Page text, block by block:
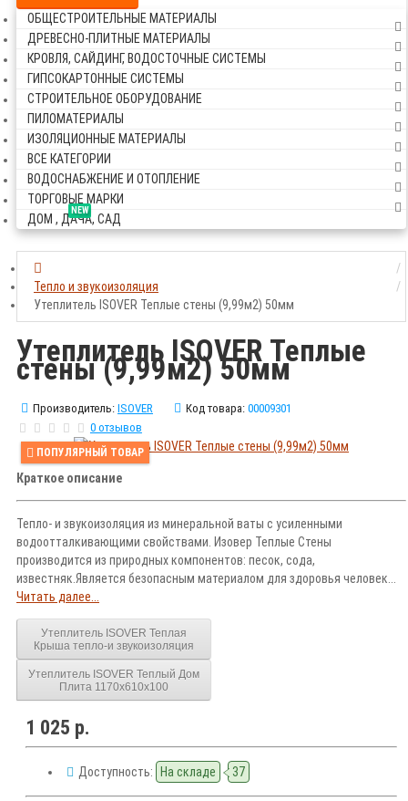
ОБЩЕСТРОИТЕЛЬНЫЕ МАТЕРИАЛЫ
ДРЕВЕСНО-ПЛИТНЫЕ МАТЕРИАЛЫ
КРОВЛЯ, САЙДИНГ, ВОДОСТОЧНЫЕ СИСТЕМЫ
ГИПСОКАРТОННЫЕ СИСТЕМЫ
СТРОИТЕЛЬНОЕ ОБОРУДОВАНИЕ
ПИЛОМАТЕРИАЛЫ
ИЗОЛЯЦИОННЫЕ МАТЕРИАЛЫ
ВСЕ КАТЕГОРИИ
ВОДОСНАБЖЕНИЕ И ОТОПЛЕНИЕ
ТОРГОВЫЕ МАРКИ
NEW
ДОМ , ДАЧА, САД
Тепло и звукоизоляция
Утеплитель ISOVER Теплые стены (9,99м2) 50мм
Утеплитель ISOVER Теплые
стены (9,99м2) 50мм
Производитель: ISOVER Код товара: 00009301
0 отзывов
ПОПУЛЯРНЫЙ ТОВАР
Краткое описание
Тепло- и звукоизоляция из минеральной ваты с усиленными
водоотталкивающими свойствами. Изовер Теплые Стены
производится из природных компонентов: песок, сода,
известняк.Является безопасным материалом для здоровья человек...
Читать далее...
Утеплитель ISOVER Теплая
Крыша тепло-и звукоизоляция
Утеплитель ISOVER Теплый Дом
Плита 1170х610х100
1 025 р.
Доступность: На складе 37